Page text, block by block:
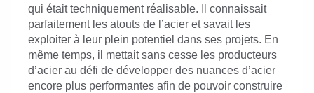
qui était techniquement réalisable. Il connaissait
parfaitement les atouts de l’acier et savait les
exploiter à leur plein potentiel dans ses projets. En
même temps, il mettait sans cesse les producteurs
d’acier au défi de développer des nuances d’acier
encore plus performantes afin de pouvoir construire